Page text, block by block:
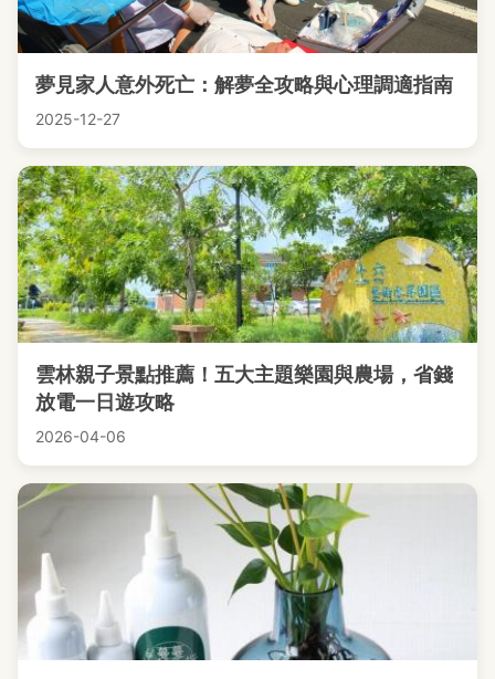
夢見家人意外死亡：解夢全攻略與心理調適指南
2025-12-27
雲林親子景點推薦！五大主題樂園與農場，省錢
放電一日遊攻略
2026-04-06